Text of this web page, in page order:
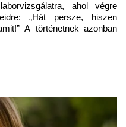
ahol végre
„Hát persze, hiszen
A történetnek azonban